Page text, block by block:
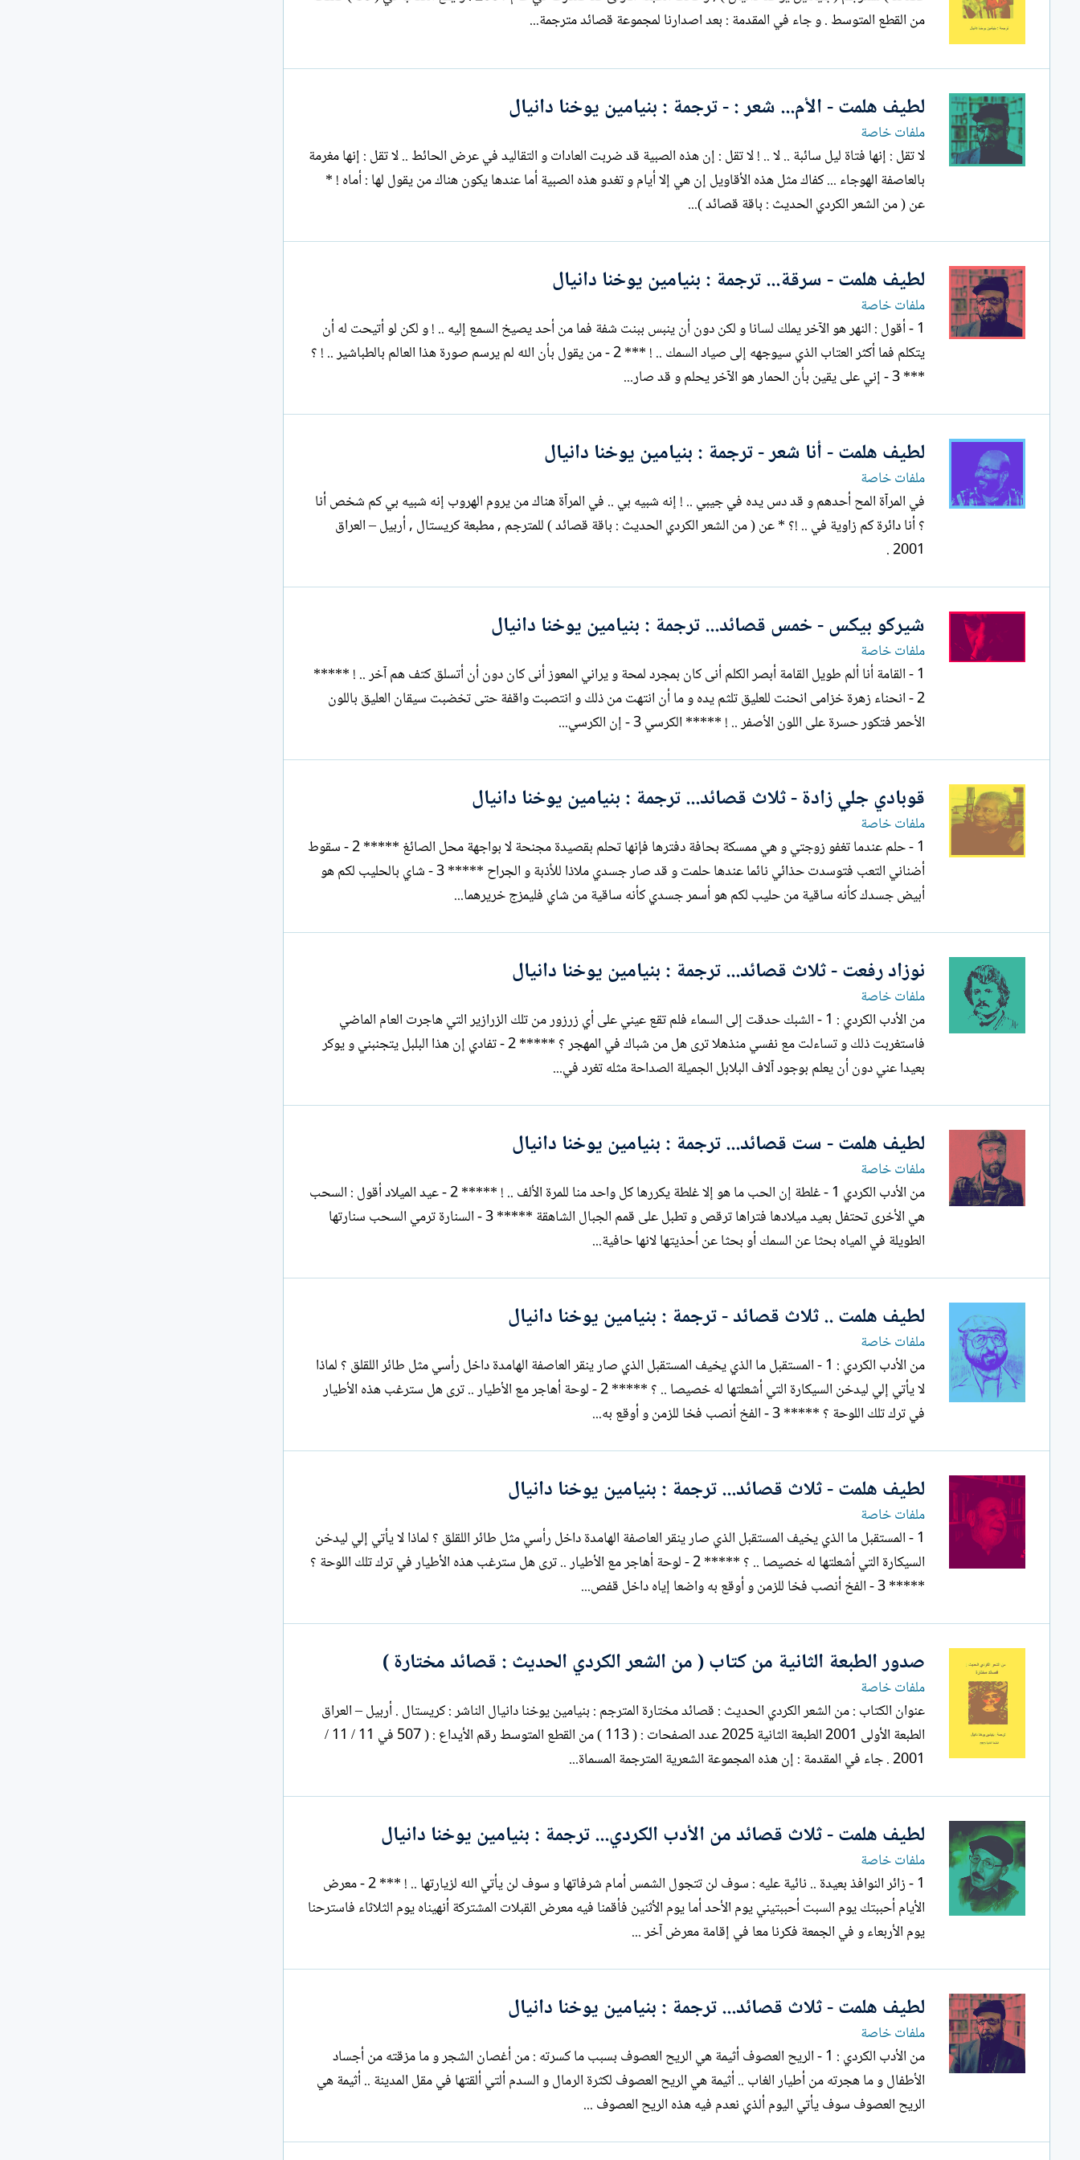
من القطع المتوسط . و جاء في المقدمة : بعد اصدارنا لمجموعة قصائد مترجمة...
لطيف هلمت - الأم... شعر : - ترجمة : بنيامين يوخنا دانيال
ملفات خاصة
لا تقل : إنها فتاة ليل سائبة .. لا .. ! لا تقل : إن هذه الصبية قد ضربت العادات و التقاليد في عرض الحائط .. لا تقل : إنها مغرمة
بالعاصفة الهوجاء ... كفاك مثل هذه الأقاويل إن هي إلا أيام و تغدو هذه الصبية أما عندها يكون هناك من يقول لها : أماه ! *
عن ( من الشعر الكردي الحديث : باقة قصائد )...
لطيف هلمت - سرقة... ترجمة : بنيامين يوخنا دانيال
ملفات خاصة
1 - أقول : النهر هو الآخر يملك لسانا و لكن دون أن ينبس ببنت شفة فما من أحد يصيخ السمع إليه .. ! و لكن لو أتيحت له أن
يتكلم فما أكثر العتاب الذي سيوجهه إلى صياد السمك .. ! *** 2 - من يقول بأن الله لم يرسم صورة هذا العالم بالطباشير .. ! ؟
*** 3 - إني على يقين بأن الحمار هو الآخر يحلم و قد صار...
لطيف هلمت - أنا شعر - ترجمة : بنيامين يوخنا دانيال
ملفات خاصة
في المرآة المح أحدهم و قد دس يده في جيبي .. ! إنه شبيه بي .. في المرآة هناك من يروم الهروب إنه شبيه بي كم شخص أنا
؟ أنا دائرة كم زاوية في .. !؟ * عن ( من الشعر الكردي الحديث : باقة قصائد ) للمترجم , مطبعة كريستال , أربيل – العراق
2001 .
شيركو بيكس - خمس قصائد... ترجمة : بنيامين يوخنا دانيال
ملفات خاصة
1 - القامة أنا ألم طويل القامة أبصر الكلم أنى كان بمجرد لمحة و يراني المعوز أنى كان دون أن أتسلق كتف هم آخر .. ! *****
2 - انحناء زهرة خزامى انحنت للعليق تلثم يده و ما أن انتهت من ذلك و انتصبت واقفة حتى تخضبت سيقان العليق باللون
الأحمر فتكور حسرة على اللون الأصفر .. ! ***** الكرسي 3 - إن الكرسي...
قوبادي جلي زادة - ثلاث قصائد... ترجمة : بنيامين يوخنا دانيال
ملفات خاصة
1 - حلم عندما تغفو زوجتي و هي ممسكة بحافة دفترها فإنها تحلم بقصيدة مجنحة لا بواجهة محل الصائغ ***** 2 - سقوط
أضناني التعب فتوسدت حذائي نائما عندها حلمت و قد صار جسدي ملاذا للأذبة و الجراح ***** 3 - شاي بالحليب لكم هو
أبيض جسدك كأنه ساقية من حليب لكم هو أسمر جسدي كأنه ساقية من شاي فليمزج خريرهما...
نوزاد رفعت - ثلاث قصائد... ترجمة : بنيامين يوخنا دانيال
ملفات خاصة
من الأدب الكردي : 1 - الشبك حدقت إلى السماء فلم تقع عيني على أي زرزور من تلك الزرازير التي هاجرت العام الماضي
فاستغربت ذلك و تساءلت مع نفسي منذهلا ترى هل من شباك في المهجر ؟ ***** 2 - تفادي إن هذا البلبل يتجنبني و يوكر
بعيدا عني دون أن يعلم بوجود آلاف البلابل الجميلة الصداحة مثله تغرد في...
لطيف هلمت - ست قصائد... ترجمة : بنيامين يوخنا دانيال
ملفات خاصة
من الأدب الكردي 1 - غلطة إن الحب ما هو إلا غلطة يكررها كل واحد منا للمرة الألف .. ! ***** 2 - عيد الميلاد أقول : السحب
هي الأخرى تحتفل بعيد ميلادها فتراها ترقص و تطبل على قمم الجبال الشاهقة ***** 3 - السنارة ترمي السحب سنارتها
الطويلة في المياه بحثا عن السمك أو بحثا عن أحذيتها لانها حافية...
لطيف هلمت .. ثلاث قصائد - ترجمة : بنيامين يوخنا دانيال
ملفات خاصة
من الأدب الكردي : 1 - المستقبل ما الذي يخيف المستقبل الذي صار ينقر العاصفة الهامدة داخل رأسي مثل طائر اللقلق ؟ لماذا
لا يأتي إلي ليدخن السيكارة التي أشعلتها له خصيصا .. ؟ ***** 2 - لوحة أهاجر مع الأطيار .. ترى هل سترغب هذه الأطيار
في ترك تلك اللوحة ؟ ***** 3 - الفخ أنصب فخا للزمن و أوقع به...
لطيف هلمت - ثلاث قصائد... ترجمة : بنيامين يوخنا دانيال
ملفات خاصة
1 - المستقبل ما الذي يخيف المستقبل الذي صار ينقر العاصفة الهامدة داخل رأسي مثل طائر اللقلق ؟ لماذا لا يأتي إلي ليدخن
السيكارة التي أشعلتها له خصيصا .. ؟ ***** 2 - لوحة أهاجر مع الأطيار .. ترى هل سترغب هذه الأطيار في ترك تلك اللوحة ؟
***** 3 - الفخ أنصب فخا للزمن و أوقع به واضعا إياه داخل قفص...
صدور الطبعة الثانية من كتاب ( من الشعر الكردي الحديث : قصائد مختارة )
ملفات خاصة
عنوان الكتاب : من الشعر الكردي الحديث : قصائد مختارة المترجم : بنيامين يوخنا دانيال الناشر : كريستال . أربيل – العراق
الطبعة الأولى 2001 الطبعة الثانية 2025 عدد الصفحات : ( 113 ) من القطع المتوسط رقم الأيداع : ( 507 في 11 / 11 /
2001 . جاء في المقدمة : إن هذه المجموعة الشعرية المترجمة المسماة...
لطيف هلمت - ثلاث قصائد من الأدب الكردي... ترجمة : بنيامين يوخنا دانيال
ملفات خاصة
1 - زائر النوافذ بعيدة .. نائية عليه : سوف لن تتجول الشمس أمام شرفاتها و سوف لن يأتي الله لزيارتها .. ! *** 2 - معرض
الأيام أحببتك يوم السبت أحببتيني يوم الأحد أما يوم الأثنين فأقمنا فيه معرض القبلات المشتركة أنهيناه يوم الثلاثاء فاسترحنا
يوم الأربعاء و في الجمعة فكرنا معا في إقامة معرض آخر ...
لطيف هلمت - ثلاث قصائد... ترجمة : بنيامين يوخنا دانيال
ملفات خاصة
من الأدب الكردي : 1 - الريح العصوف أثيمة هي الريح العصوف بسبب ما كسرته : من أغصان الشجر و ما مزقته من أجساد
الأطفال و ما هجرته من أطيار الغاب .. أثيمة هي الريح العصوف لكثرة الرمال و السدم ألتي ألقتها في مقل المدينة .. أثيمة هي
الريح العصوف سوف يأتي اليوم ألذي نعدم فيه هذه الريح العصوف ...